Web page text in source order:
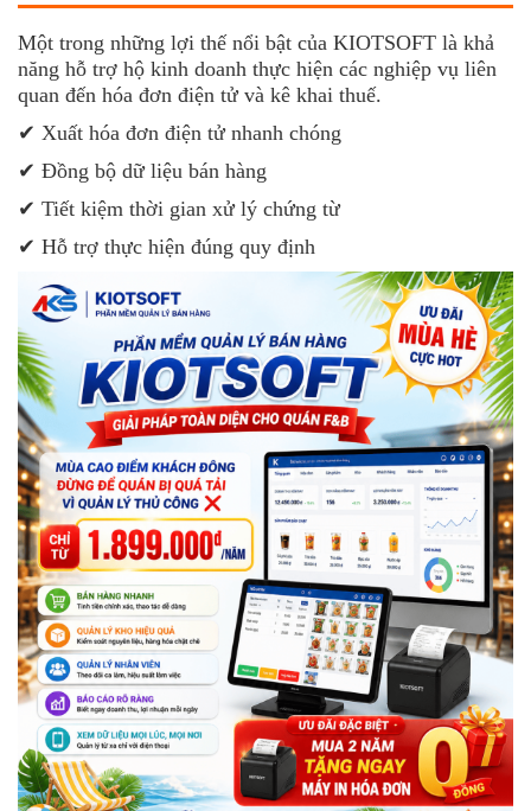
Một trong những lợi thế nổi bật của KIOTSOFT là khả
năng hỗ trợ hộ kinh doanh thực hiện các nghiệp vụ liên
quan đến hóa đơn điện tử và kê khai thuế.
✔ Xuất hóa đơn điện tử nhanh chóng
✔ Đồng bộ dữ liệu bán hàng
✔ Tiết kiệm thời gian xử lý chứng từ
✔ Hỗ trợ thực hiện đúng quy định